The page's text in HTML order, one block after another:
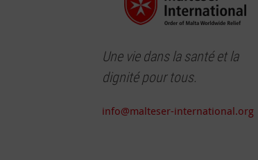
Une vie dans la santé et la
dignité pour tous.
info@malteser-international.org